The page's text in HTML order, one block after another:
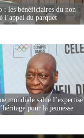
les bénéficiaires du non-
l’appel du parquet
mondiale salue l’expertise
pour la jeunesse